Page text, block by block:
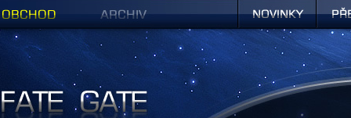
Figurky a sošky | Fate Gate